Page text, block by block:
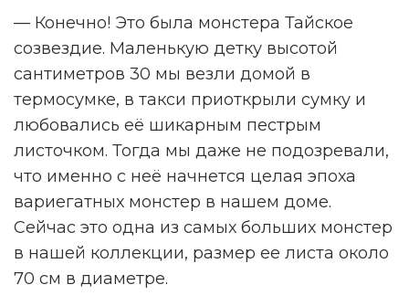
— Конечно! Это была монстера Тайское
созвездие. Маленькую детку высотой
сантиметров 30 мы везли домой в
термосумке, в такси приоткрыли сумку и
любовались её шикарным пестрым
листочком. Тогда мы даже не подозревали,
что именно с неё начнется целая эпоха
вариегатных монстер в нашем доме.
Сейчас это одна из самых больших монстер
в нашей коллекции, размер ее листа около
70 см в диаметре.